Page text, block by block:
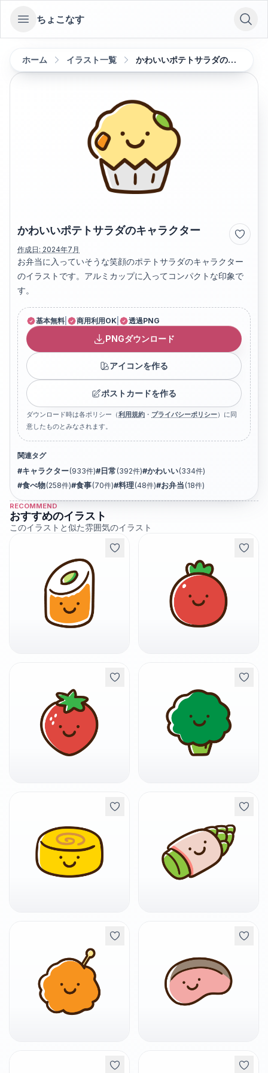
Open sidebar
ちょこなす
ホーム イラスト一覧 かわいいポテトサラダのキャラクター
かわいいポテトサラダのキャラクター
作成日: 2024年7月
お弁当に入っていそうな笑顔のポテトサラダのキャラクター
のイラストです。アルミカップに入ってコンパクトな印象で
す。
基本無料 商用利用OK 透過PNG
PNGダウンロード
アイコンを作る
ポストカードを作る
ダウンロード時は各ポリシー（利用規約 ・ プライバシーポリシー）に同
意したものとみなされます。
関連タグ
#キャラクター(933件)# 日常 (392件)#かわいい(334件)
#食べ物(258件)#食事(70件)#料理(48件)#お弁当 (18件)
RECOMMEND
おすすめのイラスト
このイラストと似た雰囲気のイラスト